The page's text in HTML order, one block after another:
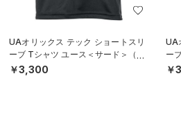
UAオリックス テック ショートスリ
ーブ Tシャツ ユース＜サード＞（ベ
ースボール/BOYS）
￥3,300
UA
ー
ボ
￥